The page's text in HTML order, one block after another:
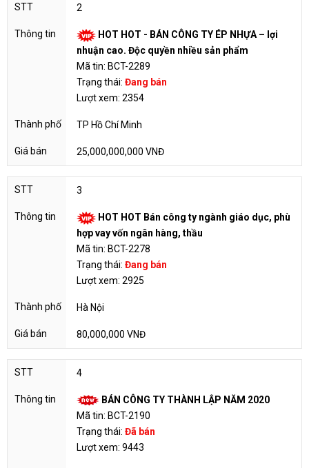
2
HOT HOT - BÁN CÔNG TY ÉP NHỰA – lợi
nhuận cao. Độc quyền nhiều sản phẩm
Mã tin: BCT-2289
Trạng thái: Đang bán
Lượt xem: 2354
TP Hồ Chí Minh
25,000,000,000 VNĐ
3
HOT HOT Bán công ty ngành giáo dục, phù
hợp vay vốn ngân hàng, thầu
Mã tin: BCT-2278
Trạng thái: Đang bán
Lượt xem: 2925
Hà Nội
80,000,000 VNĐ
4
BÁN CÔNG TY THÀNH LẬP NĂM 2020
Mã tin: BCT-2190
Trạng thái: Đã bán
Lượt xem: 9443